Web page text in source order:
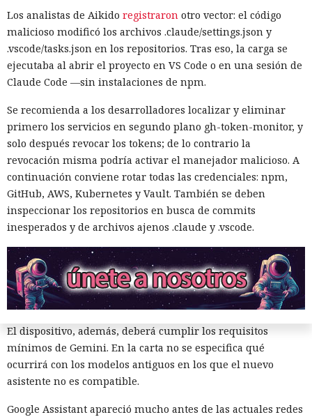
Gemini. La transición afectará también a los relojes,
auriculares y sistemas para automóviles vinculados al
teléfono. La implementación de los cambios llevará varias
semanas, por lo que el acceso no se perderá para todos al
Google indicó la fecha exacta en una carta que recibieron
algunos usuarios. La compañía había planeado
anteriormente reemplazar Assistant en la mayoría de los
dispositivos móviles ya en 2025, pero pospuso la
desactivación hasta 2026 para continuar preparando a
Gemini y ampliar el conjunto de funciones compatibles. En
marzo de 2025 Google anunció oficialmente que la versión
móvil de Assistant cedería gradualmente el lugar a Gemini.
Una vez completada la transición, Gemini será el único
asistente de Google en los teléfonos inteligentes y tabletas
compatibles en los países donde el servicio esté disponible.
Volver a Assistant a través de los ajustes ya no será posible.
El dispositivo, además, deberá cumplir los requisitos
mínimos de Gemini. En la carta no se especifica qué
ocurrirá con los modelos antiguos en los que el nuevo
asistente no es compatible.
Google Assistant apareció mucho antes de las actuales redes
Los analistas de Aikido registraron otro vector: el código
malicioso modificó los archivos .claude/settings.json y
.vscode/tasks.json en los repositorios. Tras eso, la carga se
ejecutaba al abrir el proyecto en VS Code o en una sesión de
Claude Code —sin instalaciones de npm.
Se recomienda a los desarrolladores localizar y eliminar
primero los servicios en segundo plano gh-token-monitor, y
solo después revocar los tokens; de lo contrario la
revocación misma podría activar el manejador malicioso. A
continuación conviene rotar todas las credenciales: npm,
GitHub, AWS, Kubernetes y Vault. También se deben
inspeccionar los repositorios en busca de commits
inesperados y de archivos ajenos .claude y .vscode.